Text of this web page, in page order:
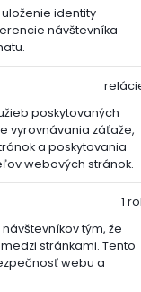
identity
návštevníka
poskytovaných
vyrovnávania záťaže,
a poskytovania
webových stránok.
tým, že
stránkami. Tento
webu a
1